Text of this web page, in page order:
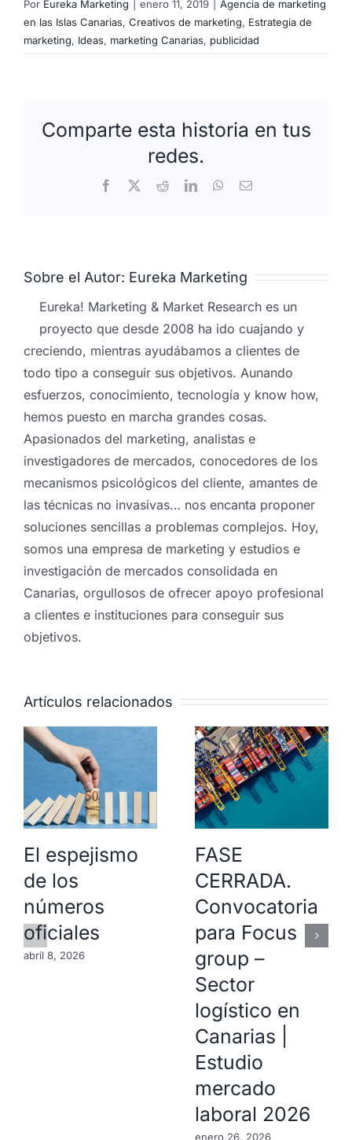
Por Eureka Marketing enero 11, 2019
Agencia de marketing
en las Islas Canarias, Creativos de marketing, Estrategia de
marketing, Ideas, marketing Canarias, publicidad
Comparte esta historia en tus
redes.
Facebook RedditLinkedInWhatsApp
Correo
Sobre el Autor: Eureka Marketing
Eureka! Marketing & Market Research es un
proyecto que desde 2008 ha ido cuajando y
creciendo, mientras ayudábamos a clientes de
todo tipo a conseguir sus objetivos. Aunando
esfuerzos, conocimiento, tecnología y know how,
hemos puesto en marcha grandes cosas.
Apasionados del marketing, analistas e
investigadores de mercados, conocedores de los
mecanismos psicológicos del cliente, amantes de
las técnicas no invasivas… nos encanta proponer
soluciones sencillas a problemas complejos. Hoy,
somos una empresa de marketing y estudios e
investigación de mercados consolidada en
Canarias, orgullosos de ofrecer apoyo profesional
a clientes e instituciones para conseguir sus
objetivos.
Artículos relacionados
El espejismo
de los
números
oficiales
abril 8, 2026
FASE
CERRADA.
Convocatoria
para Focus
group –
Sector
logístico en
Canarias |
Estudio
mercado
laboral 2026
enero 26, 2026